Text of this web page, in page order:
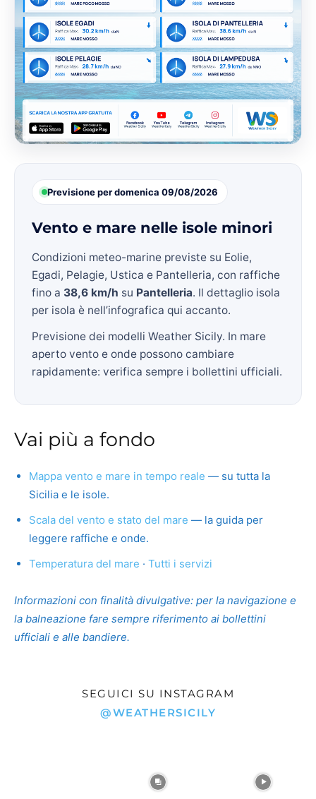
Previsione per domenica 09/08/2026
Vento e mare nelle isole minori
Condizioni meteo-marine previste su Eolie,
Egadi, Pelagie, Ustica e Pantelleria, con raffiche
fino a 38,6 km/h su Pantelleria. Il dettaglio isola
per isola è nell’infografica qui accanto.
Previsione dei modelli Weather Sicily. In mare
aperto vento e onde possono cambiare
rapidamente: verifica sempre i bollettini ufficiali.
Vai più a fondo
Mappa vento e mare in tempo reale — su tutta la
Sicilia e le isole.
Scala del vento e stato del mare — la guida per
leggere raffiche e onde.
Temperatura del mare · Tutti i servizi
Informazioni con finalità divulgative: per la navigazione e
la balneazione fare sempre riferimento ai bollettini
ufficiali e alle bandiere.
SEGUICI SU INSTAGRAM
@WEATHERSICILY